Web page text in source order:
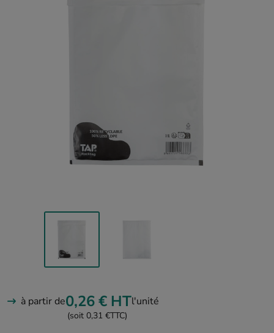
à partir de0,26 € HTl'unité
(soit 0,31 €TTC)